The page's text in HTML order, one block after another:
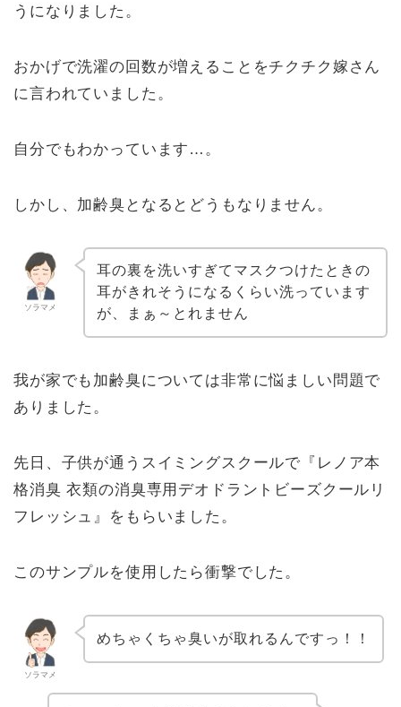
うになりました。
おかげで洗濯の回数が増えることをチクチク嫁さん
に言われていました。
自分でもわかっています…。
しかし、加齢臭となるとどうもなりません。
ソラマメ
耳の裏を洗いすぎてマスクつけたときの
耳がきれそうになるくらい洗っています
が、まぁ～とれません
我が家でも加齢臭については非常に悩ましい問題で
ありました。
先日、子供が通うスイミングスクールで『レノア本
格消臭 衣類の消臭専用デオドラントビーズクールリ
フレッシュ』をもらいました。
このサンプルを使用したら衝撃でした。
ソラマメ
めちゃくちゃ臭いが取れるんですっ！！